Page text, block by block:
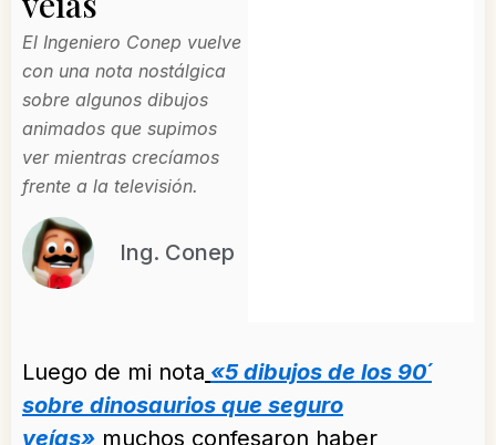
El Ingeniero Conep vuelve
con una nota nostálgica
sobre algunos dibujos
animados que supimos
ver mientras crecíamos
frente a la televisión.
Ing. Conep
Luego de mi nota «5 dibujos de los 90´
sobre dinosaurios que seguro
veías» muchos confesaron haber